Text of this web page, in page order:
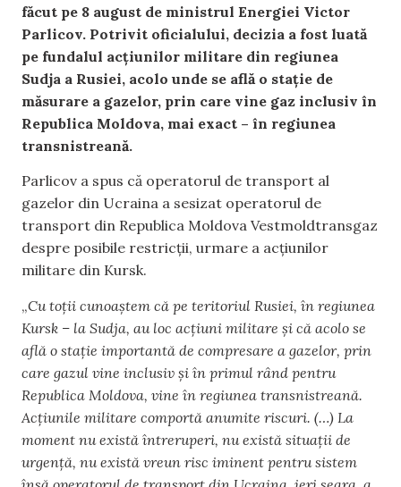
făcut pe 8 august de ministrul Energiei Victor
Parlicov. Potrivit oficialului, decizia a fost luată
pe fundalul acțiunilor militare din regiunea
Sudja a Rusiei, acolo unde se află o stație de
măsurare a gazelor, prin care vine gaz inclusiv în
Republica Moldova, mai exact – în regiunea
transnistreană.
Parlicov a spus că operatorul de transport al
gazelor din Ucraina a sesizat operatorul de
transport din Republica Moldova Vestmoldtransgaz
despre posibile restricții, urmare a acțiunilor
militare din Kursk.
„Cu toții cunoaștem că pe teritoriul Rusiei, în regiunea
Kursk – la Sudja, au loc acțiuni militare și că acolo se
află o stație importantă de compresare a gazelor, prin
care gazul vine inclusiv și în primul rând pentru
Republica Moldova, vine în regiunea transnistreană.
Acțiunile militare comportă anumite riscuri. (…) La
moment nu există întreruperi, nu există situații de
urgență, nu există vreun risc iminent pentru sistem